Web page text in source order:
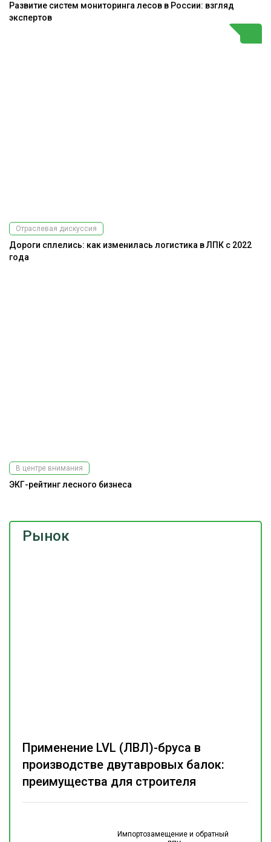
Рынок
Импортозамещение и обратный
Применение LVL (ЛВЛ)-бруса в
производстве двутавровых балок:
преимущества для строителя
Развитие систем мониторинга лесов в России: взгляд
экспертов
Отраслевая дискуссия
Дороги сплелись: как изменилась логистика в ЛПК с 2022
года
В центре внимания
ЭКГ-рейтинг лесного бизнеса